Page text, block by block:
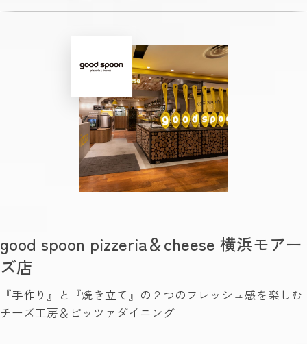
good spoon pizzeria＆cheese 横浜モアー
ズ店
『手作り』と『焼き立て』の２つのフレッシュ感を楽しむ
チーズ工房＆ピッツァダイニング